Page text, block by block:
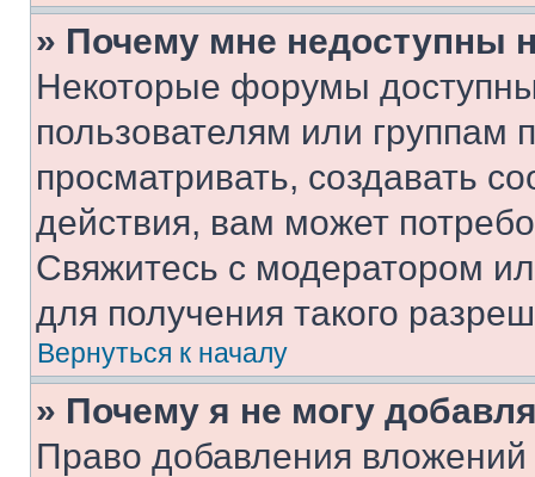
» Почему мне недоступны
Некоторые форумы
пользователям или группам
просматривать, создавать
действия, вам может
Свяжитесь с модератором
для получения такого
Вернуться к началу
» Почему я не могу
Право добавления